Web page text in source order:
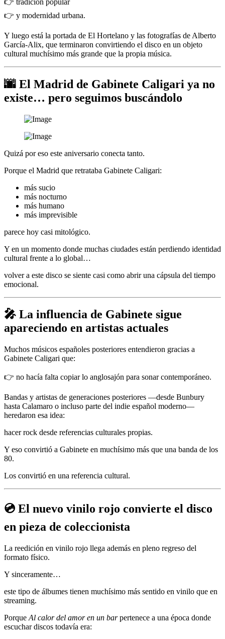
👉 y modernidad urbana.
Y luego está la portada de El Hortelano y las fotografías de Alberto
García-Alix, que terminaron convirtiendo el disco en un objeto
cultural muchísimo más grande que la propia música.
🌆 El Madrid de Gabinete Caligari ya no
existe… pero seguimos buscándolo
Quizá por eso este aniversario conecta tanto.
Porque el Madrid que retrataba Gabinete Caligari:
más sucio
más nocturno
más humano
más imprevisible
parece hoy casi mitológico.
Y en un momento donde muchas ciudades están perdiendo identidad
cultural frente a lo global…
volver a este disco se siente casi como abrir una cápsula del tiempo
emocional.
🎤 La influencia de Gabinete sigue
apareciendo en artistas actuales
Muchos músicos españoles posteriores entendieron gracias a
Gabinete Caligari que:
👉 no hacía falta copiar lo anglosajón para sonar contemporáneo.
Bandas y artistas de generaciones posteriores —desde Bunbury
hasta Calamaro o incluso parte del indie español moderno—
heredaron esa idea:
hacer rock desde referencias culturales propias.
Y eso convirtió a Gabinete en muchísimo más que una banda de los
80.
Los convirtió en una referencia cultural.
💿 El nuevo vinilo rojo convierte el disco
en pieza de coleccionista
La reedición en vinilo rojo llega además en pleno regreso del
formato físico.
Y sinceramente…
este tipo de álbumes tienen muchísimo más sentido en vinilo que en
streaming.
Porque Al calor del amor en un barpertenece a una época donde
escuchar discos todavía era: